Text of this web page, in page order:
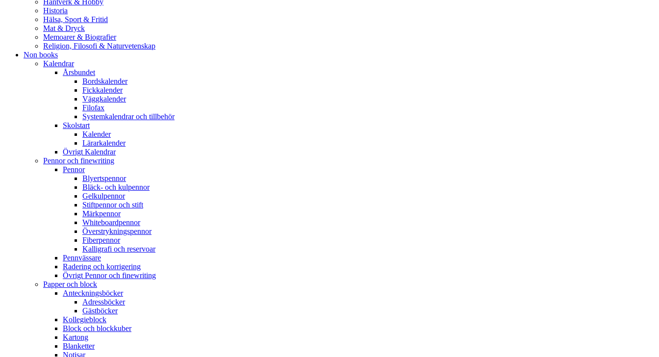
Hantverk & Hobby
Historia
Hälsa, Sport & Fritid
Mat & Dryck
Memoarer & Biografier
Religion, Filosofi & Naturvetenskap
Non books
Kalendrar
Årsbundet
Bordskalender
Fickkalender
Väggkalender
Filofax
Systemkalendrar och tillbehör
Skolstart
Kalender
Lärarkalender
Övrigt Kalendrar
Pennor och finewriting
Pennor
Blyertspennor
Bläck- och kulpennor
Gelkulpennor
Stiftpennor och stift
Märkpennor
Whiteboardpennor
Överstrykningspennor
Fiberpennor
Kalligrafi och reservoar
Pennvässare
Radering och korrigering
Övrigt Pennor och finewriting
Papper och block
Anteckningsböcker
Adressböcker
Gästböcker
Kollegieblock
Block och blockkuber
Kartong
Blanketter
Notisar